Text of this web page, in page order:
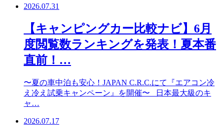
2026.07.31
【キャンピングカー比較ナビ】6月
度閲覧数ランキングを発表！夏本番
直前！…
〜夏の車中泊も安心！JAPAN C.R.C.にて『エアコン冷
え冷え試乗キャンペーン』を開催〜 日本最大級のキ
ャ…
2026.07.17